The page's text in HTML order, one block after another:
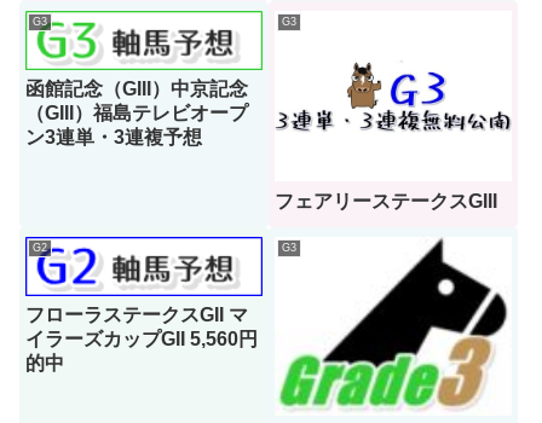
G3
函館記念（GIII）中京記念
（GIII）福島テレビオープ
ン3連単・3連複予想
G3
フェアリーステークスGIII
G2
フローラステークスGII マ
イラーズカップGII 5,560円
的中
G3